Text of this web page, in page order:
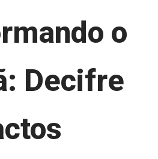
o
Decifre